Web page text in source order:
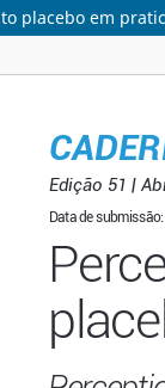
placebo em